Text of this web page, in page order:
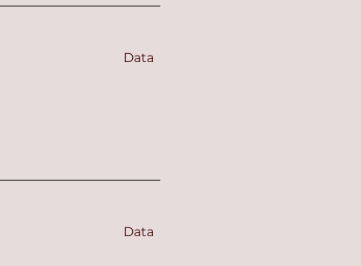
Data
Data